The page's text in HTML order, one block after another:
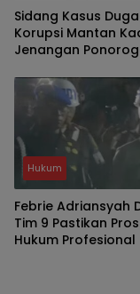
Sidang Kasus
Korupsi Mantan
Jenangan
TKD Tanpa
Hukum
Febrie Adriansyah
Tim 9 Pastikan
Hukum Profesional